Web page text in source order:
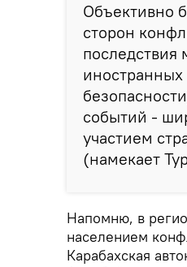
Объективно
сторон
событий -
участием
(намекает
Напомню, в
населением
Карабахская